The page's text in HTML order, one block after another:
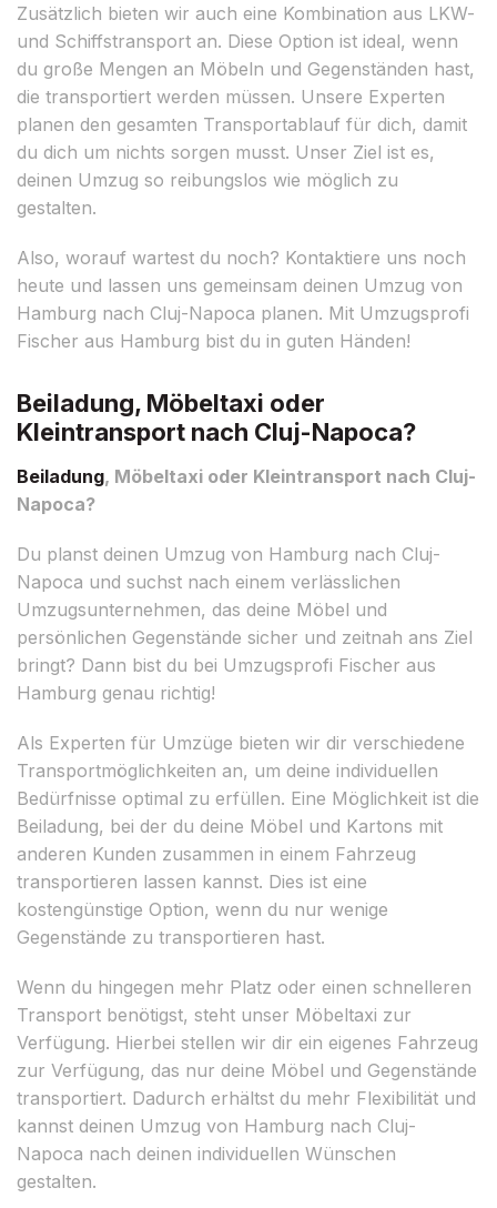
Zusätzlich bieten wir auch eine Kombination aus LKW-
und Schiffstransport an. Diese Option ist ideal, wenn
du große Mengen an Möbeln und Gegenständen hast,
die transportiert werden müssen. Unsere Experten
planen den gesamten Transportablauf für dich, damit
du dich um nichts sorgen musst. Unser Ziel ist es,
deinen Umzug so reibungslos wie möglich zu
gestalten.
Also, worauf wartest du noch? Kontaktiere uns noch
heute und lassen uns gemeinsam deinen Umzug von
Hamburg nach Cluj-Napoca planen. Mit Umzugsprofi
Fischer aus Hamburg bist du in guten Händen!
Beiladung, Möbeltaxi oder
Kleintransport nach Cluj-Napoca?
Beiladung, Möbeltaxi oder Kleintransport nach Cluj-
Napoca?
Du planst deinen Umzug von Hamburg nach Cluj-
Napoca und suchst nach einem verlässlichen
Umzugsunternehmen, das deine Möbel und
persönlichen Gegenstände sicher und zeitnah ans Ziel
bringt? Dann bist du bei Umzugsprofi Fischer aus
Hamburg genau richtig!
Als Experten für Umzüge bieten wir dir verschiedene
Transportmöglichkeiten an, um deine individuellen
Bedürfnisse optimal zu erfüllen. Eine Möglichkeit ist die
Beiladung, bei der du deine Möbel und Kartons mit
anderen Kunden zusammen in einem Fahrzeug
transportieren lassen kannst. Dies ist eine
kostengünstige Option, wenn du nur wenige
Gegenstände zu transportieren hast.
Wenn du hingegen mehr Platz oder einen schnelleren
Transport benötigst, steht unser Möbeltaxi zur
Verfügung. Hierbei stellen wir dir ein eigenes Fahrzeug
zur Verfügung, das nur deine Möbel und Gegenstände
transportiert. Dadurch erhältst du mehr Flexibilität und
kannst deinen Umzug von Hamburg nach Cluj-
Napoca nach deinen individuellen Wünschen
gestalten.